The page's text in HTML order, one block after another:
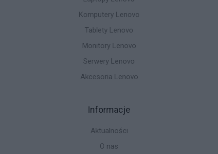
Komputery Lenovo
Tablety Lenovo
Monitory Lenovo
Serwery Lenovo
Akcesoria Lenovo
Informacje
Aktualności
O nas